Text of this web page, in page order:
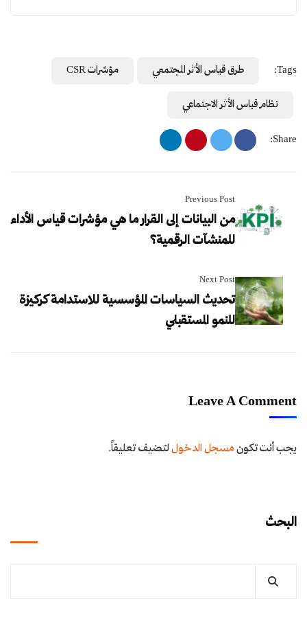
Tags: طرق قياس الأثر المجتمعي مؤشرات CSR
نظام قياس الأثر الاجتماعي
Share:
Previous Post
من البيانات إلى القرار ما هي مؤشرات قياس الأداء
للمنشآت الرقمية؟
Next Post
تحديث السياسات المؤسسية للاستدامة كركيزة
للنمو المستقبلي
Leave A Comment
يجب أنت تكونمسجل الدخوللتضيف تعليقاً.
البحث